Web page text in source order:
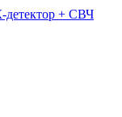
+ СВЧ